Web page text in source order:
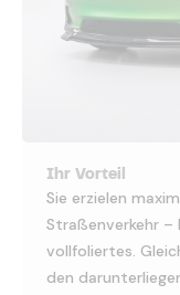
Ihr Vorteil
Sie erzielen
Straßenverkehr –
vollfoliertes.
den